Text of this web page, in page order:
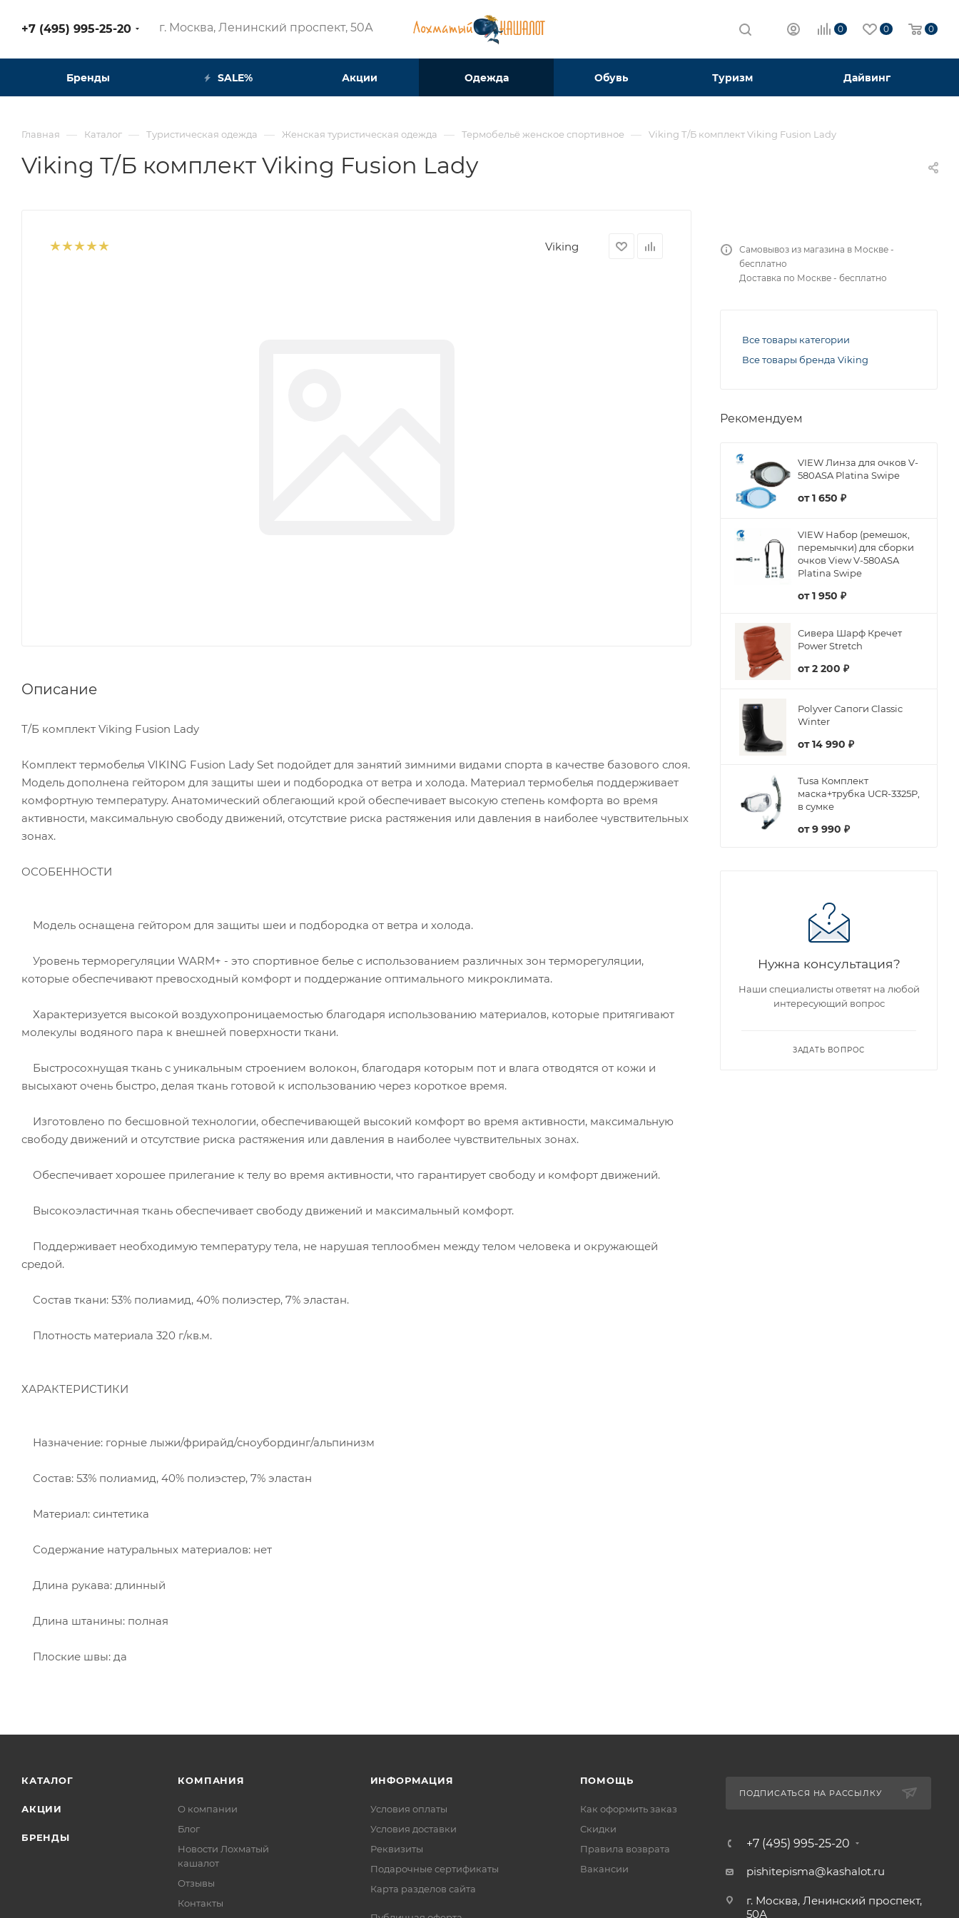
+7 (495) 995-25-20​ г. Москва, Ленинский проспект, 50А​ 0 0 0
Бренды SALE% Акции Одежда Обувь Туризм Дайвинг
Главная — Каталог — Туристическая одежда — Женская туристическая одежда — Термобельё женское спортивное — Viking Т/Б комплект Viking Fusion Lady
Viking Т/Б комплект Viking Fusion Lady
Viking
Описание
Т/Б комплект Viking Fusion Lady
Комплект термобелья VIKING Fusion Lady Set подойдет для занятий зимними видами спорта в качестве базового слоя.
Модель дополнена гейтором для защиты шеи и подбородка от ветра и холода. Материал термобелья поддерживает
комфортную температуру. Анатомический облегающий крой обеспечивает высокую степень комфорта во время
активности, максимальную свободу движений, отсутствие риска растяжения или давления в наиболее чувствительных
зонах.
ОСОБЕННОСТИ
Модель оснащена гейтором для защиты шеи и подбородка от ветра и холода.
Уровень терморегуляции WARM+ - это спортивное белье с использованием различных зон терморегуляции,
которые обеспечивают превосходный комфорт и поддержание оптимального микроклимата.
Характеризуется высокой воздухопроницаемостью благодаря использованию материалов, которые притягивают
молекулы водяного пара к внешней поверхности ткани.
Быстросохнущая ткань с уникальным строением волокон, благодаря которым пот и влага отводятся от кожи и
высыхают очень быстро, делая ткань готовой к использованию через короткое время.
Изготовлено по бесшовной технологии, обеспечивающей высокий комфорт во время активности, максимальную
свободу движений и отсутствие риска растяжения или давления в наиболее чувствительных зонах.
Обеспечивает хорошее прилегание к телу во время активности, что гарантирует свободу и комфорт движений.
Высокоэластичная ткань обеспечивает свободу движений и максимальный комфорт.
Поддерживает необходимую температуру тела, не нарушая теплообмен между телом человека и окружающей
средой.
Состав ткани: 53% полиамид, 40% полиэстер, 7% эластан.
Плотность материала 320 г/кв.м.
ХАРАКТЕРИСТИКИ
Назначение: горные лыжи/фрирайд/сноубординг/альпинизм
Состав: 53% полиамид, 40% полиэстер, 7% эластан
Материал: синтетика
Содержание натуральных материалов: нет
Длина рукава: длинный
Длина штанины: полная
Плоские швы: да
Самовывоз из магазина в Москве -
бесплатно
Доставка по Москве - бесплатно
Все товары категории
Все товары бренда Viking
Рекомендуем
VIEW Линза для очков V-
580ASA Platina Swipe
от1 650 ₽
VIEW Набор (ремешок,
перемычки) для сборки
очков View V-580ASA
Platina Swipe
от1 950 ₽
Сивера Шарф Кречет
Power Stretch
от2 200 ₽
Polyver Сапоги Classic
Winter
от14 990 ₽
Tusa Комплект
маска+трубка UCR-3325P,
в сумке
от9 990 ₽
Нужна консультация?
Наши специалисты ответят на любой
интересующий вопрос
ЗАДАТЬ ВОПРОС
КАТАЛОГ
АКЦИИ
БРЕНДЫ
КОМПАНИЯ
О компании
Блог
Новости Лохматый
кашалот
Отзывы
Контакты
ИНФОРМАЦИЯ
Условия оплаты
Условия доставки
Реквизиты
Подарочные сертификаты
Карта разделов сайта
ПОМОЩЬ
Как оформить заказ
Скидки
Правила возврата
Вакансии
ПОДПИСАТЬСЯ НА РАССЫЛКУ
+7 (495) 995-25-20​
pishitepisma@kashalot.ru
г. Москва, Ленинский проспект,
50А​